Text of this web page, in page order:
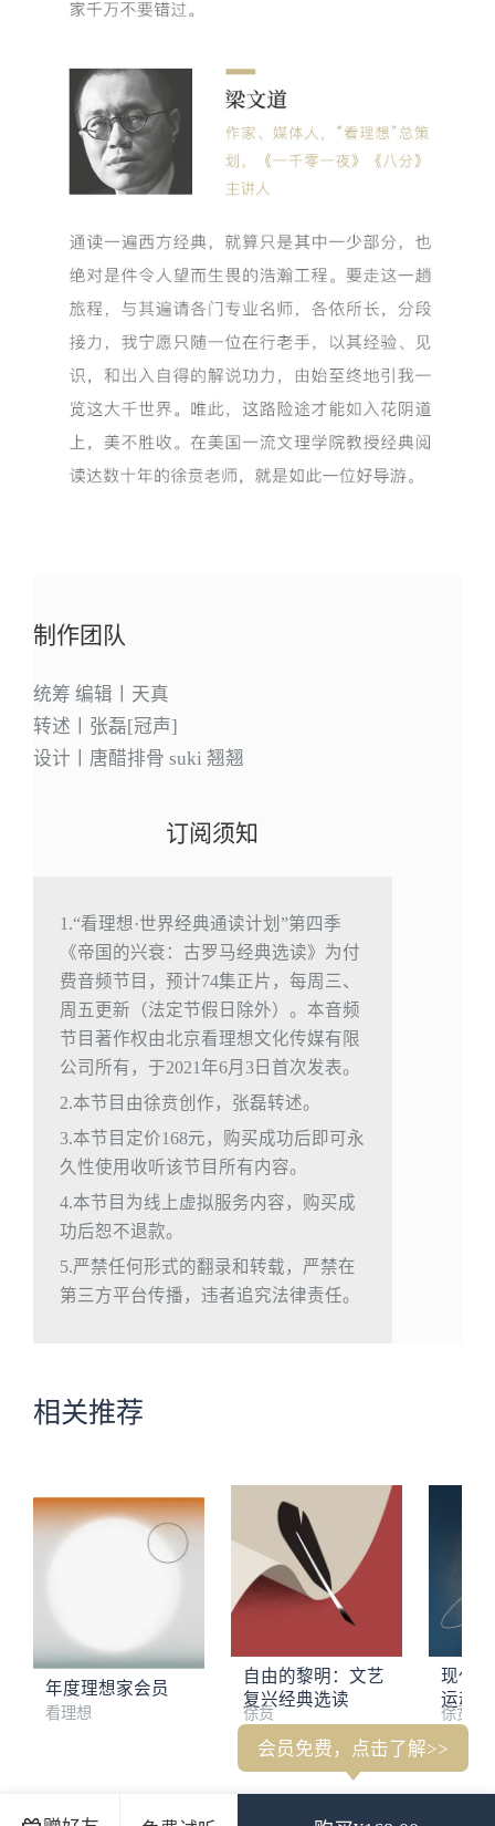
会员免费，点击了解>>
制作团队
统筹 编辑丨天真
转述丨张磊[冠声]
设计丨唐醋排骨 suki 翘翘
订阅须知
1.“看理想·世界经典通读计划”第四季
《帝国的兴衰：古罗马经典选读》为付
费音频节目，预计74集正片，每周三、
周五更新（法定节假日除外）。本音频
节目著作权由北京看理想文化传媒有限
公司所有，于2021年6月3日首次发表。
2.本节目由徐贲创作，张磊转述。
3.本节目定价168元，购买成功后即可永
久性使用收听该节目所有内容。
4.本节目为线上虚拟服务内容，购买成
功后恕不退款。
5.严禁任何形式的翻录和转载，严禁在
第三方平台传播，违者追究法律责任。
相关推荐
年度理想家会员
看理想
自由的黎明：文艺
复兴经典选读
徐贲
现代
运动
徐贲
徐贲：读罗马文学